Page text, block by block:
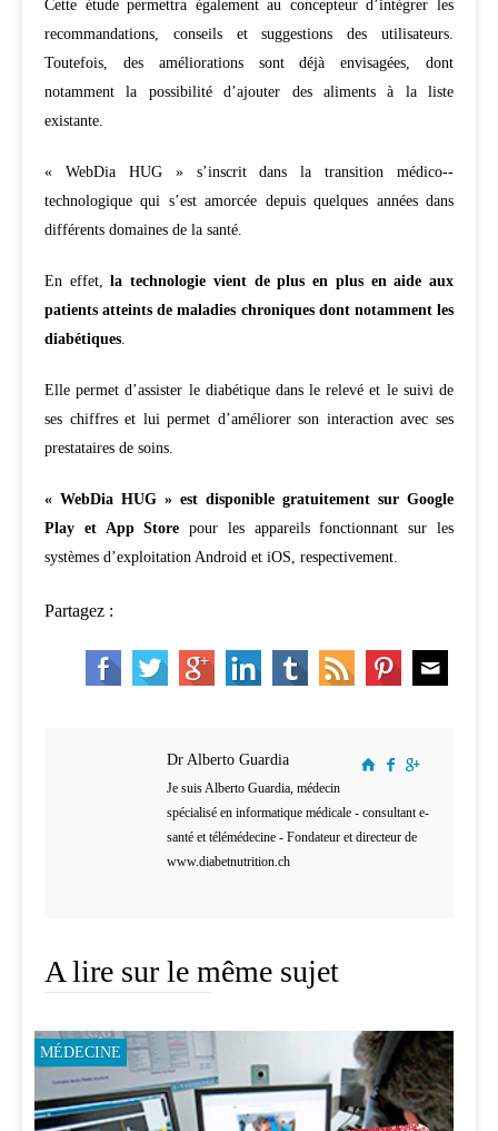
Cette étude permettra également au concepteur d’intégrer les
recommandations, conseils et suggestions des utilisateurs.
Toutefois, des améliorations sont déjà envisagées, dont
notamment la possibilité d’ajouter des aliments à la liste
existante.
« WebDia HUG » s’inscrit dans la transition médico-­
technologique qui s’est amorcée depuis quelques années dans
différents domaines de la santé.
En effet,la technologie vient de plus en plus en aide aux
patients atteints de maladies chroniques dont notamment les
diabétiques
Elle permet d’assister le diabétique dans le relevé et le suivi de
ses chiffres et lui permet d’améliorer son interaction avec ses
prestataires de soins.
« WebDia HUG » est disponible gratuitement sur Google
Play et App Store pour les appareils fonctionnant sur les
systèmes d’exploitation Android et iOS, respectivement.
Partagez :
Dr Alberto Guardia
Je suis Alberto Guardia, médecin
spécialisé en informatique médicale - consultant e-
santé et télémédecine - Fondateur et directeur de
www.diabetnutrition.ch
A lire sur le même sujet
MÉDECINE